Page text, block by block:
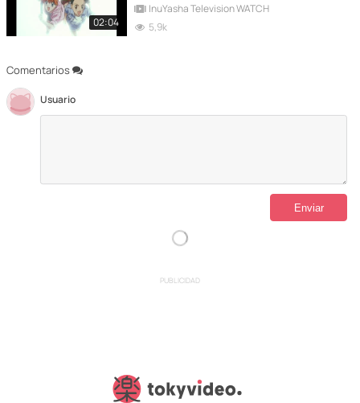
Comentarios
Usuario
02:04
InuYasha Television WATCH
5,9k
PUBLICIDAD